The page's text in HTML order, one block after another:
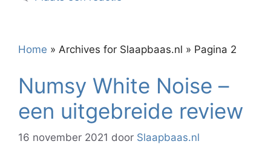
Home » Archives for Slaapbaas.nl » Pagina 2
Numsy White Noise –
een uitgebreide review
16 november 2021 door Slaapbaas.nl